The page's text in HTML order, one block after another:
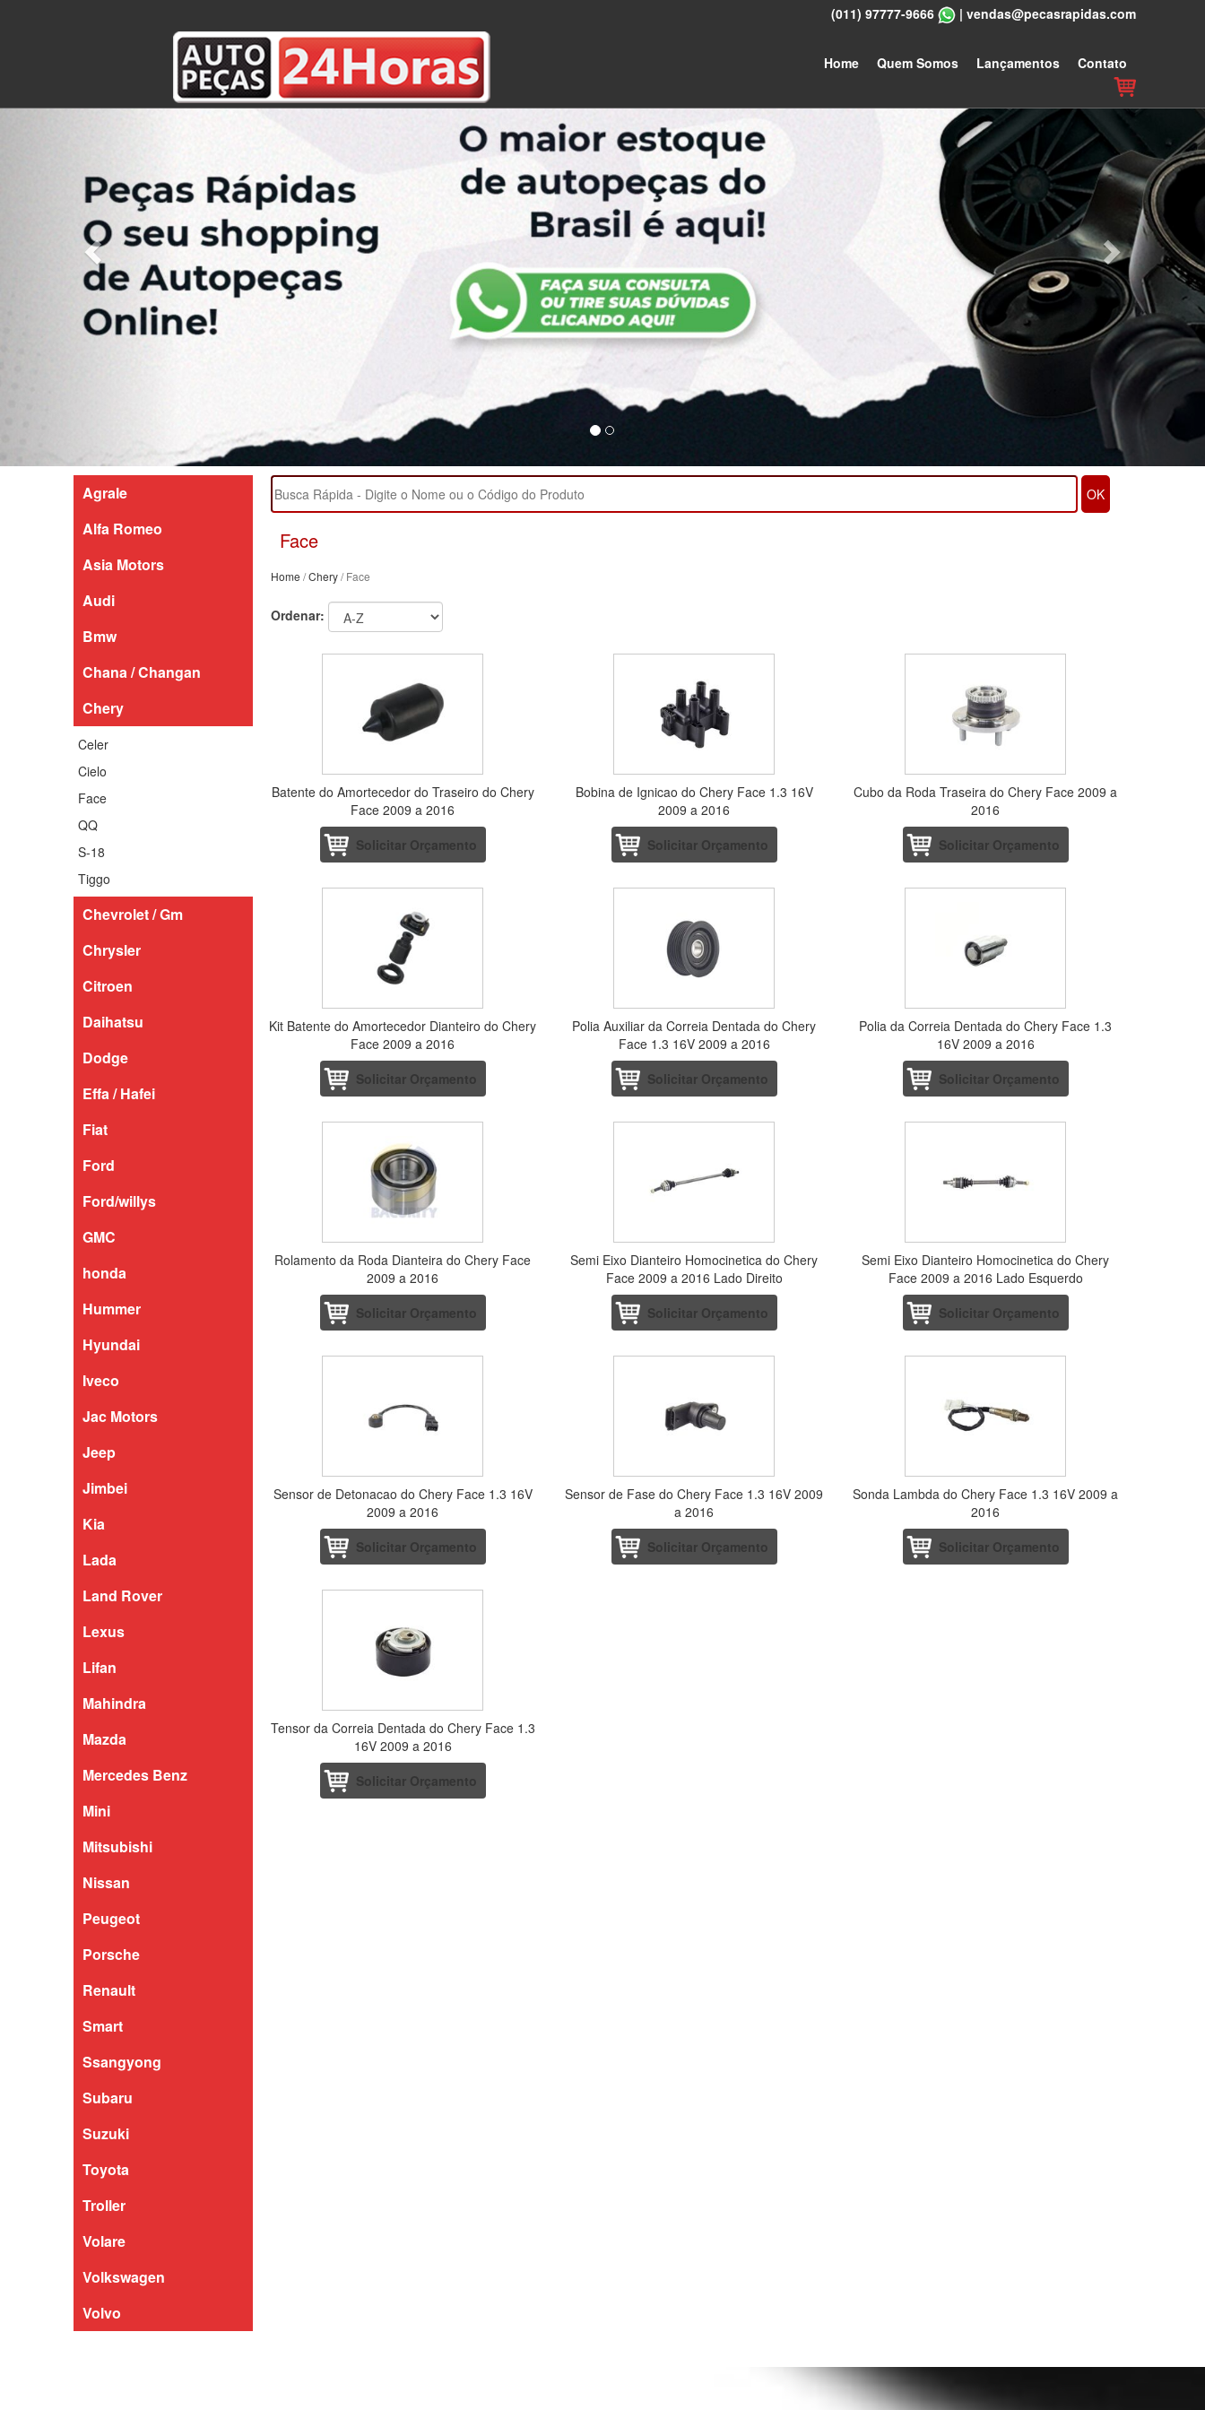
(011) 97777-9666 | vendas@pecasrapidas.com
Home Quem Somos Lançamentos Contato
Agrale
Alfa Romeo
Asia Motors
Audi
Bmw
Chana / Changan
Chery
Celer
Cielo
Face
QQ
S-18
Tiggo
Chevrolet / Gm
Chrysler
Citroen
Daihatsu
Dodge
Effa / Hafei
Fiat
Ford
Ford/willys
GMC
honda
Hummer
Hyundai
Iveco
Jac Motors
Jeep
Jimbei
Kia
Lada
Land Rover
Lexus
Lifan
Mahindra
Mazda
Mercedes Benz
Mini
Mitsubishi
Nissan
Peugeot
Porsche
Renault
Smart
Ssangyong
Subaru
Suzuki
Toyota
Troller
Volare
Volkswagen
Volvo
OK
Face
Home /Chery/ Face
Ordenar:
Batente do Amortecedor do Traseiro do Chery
Face 2009 a 2016
Solicitar Orçamento
Bobina de Ignicao do Chery Face 1.3 16V
2009 a 2016
Solicitar Orçamento
Cubo da Roda Traseira do Chery Face 2009 a
2016
Solicitar Orçamento
Kit Batente do Amortecedor Dianteiro do Chery
Face 2009 a 2016
Solicitar Orçamento
Polia Auxiliar da Correia Dentada do Chery
Face 1.3 16V 2009 a 2016
Solicitar Orçamento
Polia da Correia Dentada do Chery Face 1.3
16V 2009 a 2016
Solicitar Orçamento
Rolamento da Roda Dianteira do Chery Face
2009 a 2016
Solicitar Orçamento
Semi Eixo Dianteiro Homocinetica do Chery
Face 2009 a 2016 Lado Direito
Solicitar Orçamento
Semi Eixo Dianteiro Homocinetica do Chery
Face 2009 a 2016 Lado Esquerdo
Solicitar Orçamento
Sensor de Detonacao do Chery Face 1.3 16V
2009 a 2016
Solicitar Orçamento
Sensor de Fase do Chery Face 1.3 16V 2009
a 2016
Solicitar Orçamento
Sonda Lambda do Chery Face 1.3 16V 2009 a
2016
Solicitar Orçamento
Tensor da Correia Dentada do Chery Face 1.3
16V 2009 a 2016
Solicitar Orçamento